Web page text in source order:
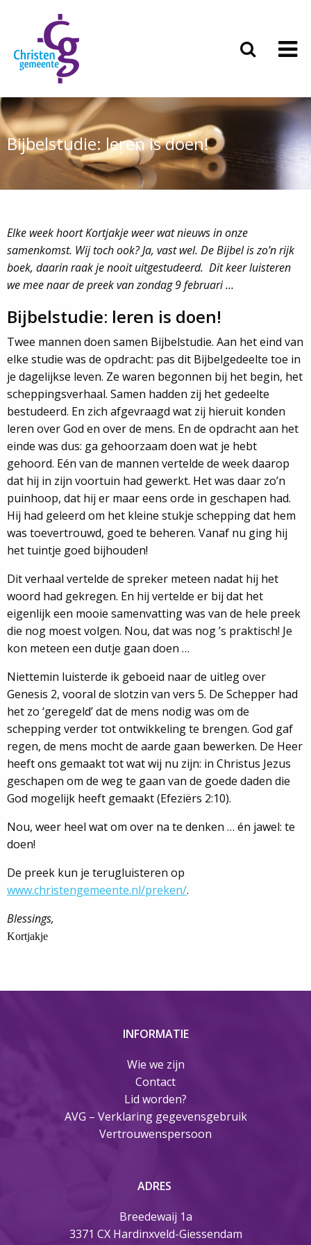
Bijbelstudie: leren is doen!
Elke week hoort Kortjakje weer wat nieuws in onze
samenkomst. Wij toch ook? Ja, vast wel. De Bijbel is zo’n rijk
boek, daarin raak je nooit uitgestudeerd. Dit keer luisteren
we mee naar de preek van zondag 9 februari …
Bijbelstudie: leren is doen!
Twee mannen doen samen Bijbelstudie. Aan het eind van
elke studie was de opdracht: pas dit Bijbelgedeelte toe in
je dagelijkse leven. Ze waren begonnen bij het begin, het
scheppingsverhaal. Samen hadden zij het gedeelte
bestudeerd. En zich afgevraagd wat zij hieruit konden
leren over God en over de mens. En de opdracht aan het
einde was dus: ga gehoorzaam doen wat je hebt
gehoord. Eén van de mannen vertelde de week daarop
dat hij in zijn voortuin had gewerkt. Het was daar zo’n
puinhoop, dat hij er maar eens orde in geschapen had.
Hij had geleerd om het kleine stukje schepping dat hem
was toevertrouwd, goed te beheren. Vanaf nu ging hij
het tuintje goed bijhouden!
Dit verhaal vertelde de spreker meteen nadat hij het
woord had gekregen. En hij vertelde er bij dat het
eigenlijk een mooie samenvatting was van de hele preek
die nog moest volgen. Nou, dat was nog ’s praktisch! Je
kon meteen een dutje gaan doen …
Niettemin luisterde ik geboeid naar de uitleg over
Genesis 2, vooral de slotzin van vers 5. De Schepper had
het zo ‘geregeld’ dat de mens nodig was om de
schepping verder tot ontwikkeling te brengen. God gaf
regen, de mens mocht de aarde gaan bewerken. De Heer
heeft ons gemaakt tot wat wij nu zijn: in Christus Jezus
geschapen om de weg te gaan van de goede daden die
God mogelijk heeft gemaakt (Efeziërs 2:10).
Nou, weer heel wat om over na te denken … én jawel: te
doen!
De preek kun je terugluisteren op
www.christengemeente.nl/preken/.
Blessings,
Kortjakje
INFORMATIE
Wie we zijn
Contact
Lid worden?
AVG – Verklaring gegevensgebruik
Vertrouwenspersoon
ADRES
Breedewaij 1a
3371 CX Hardinxveld-Giessendam